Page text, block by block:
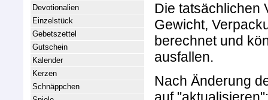
Devotionalien
Einzelstück
Gebetszettel
Gutschein
Kalender
Kerzen
Schnäppchen
Die tatsächlichen
Gewicht,
berechnet und
ausfallen.
Nach Änderung